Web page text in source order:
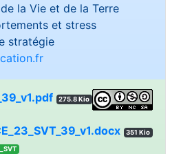
la Vie et de la Terre
et stress
stratégie
275.8 Kio
351 Kio